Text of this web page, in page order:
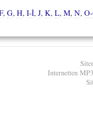
, G, H, I-İ, J, K, L, M, N,
Internetten